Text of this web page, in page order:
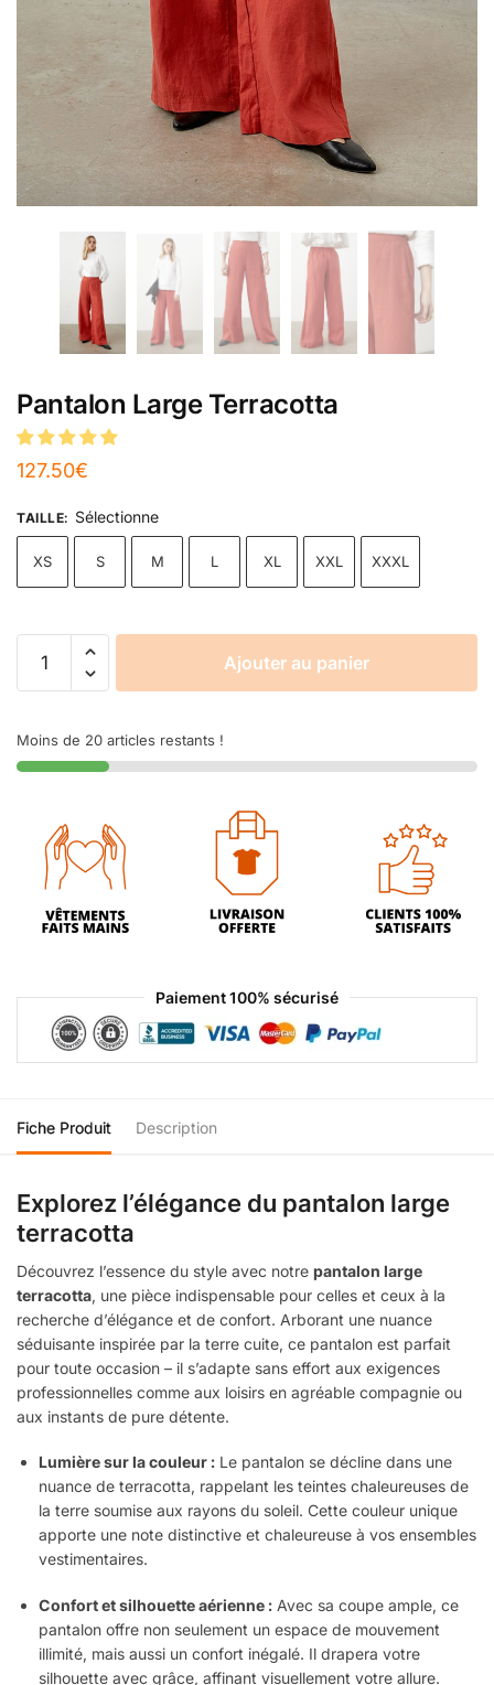
Pantalon Large Terracotta
127.50€
TAILLE: Sélectionne
XS S M L XL XXL XXXL
Ajouter au panier
Moins de 20 articles restants !
Paiement 100% sécurisé
Fiche Produit Description
Explorez l’élégance du pantalon large
terracotta
Découvrez l’essence du style avec notre pantalon large
terracotta, une pièce indispensable pour celles et ceux à la
recherche d’élégance et de confort. Arborant une nuance
séduisante inspirée par la terre cuite, ce pantalon est parfait
pour toute occasion – il s’adapte sans effort aux exigences
professionnelles comme aux loisirs en agréable compagnie ou
aux instants de pure détente.
Lumière sur la couleur : Le pantalon se décline dans une
nuance de terracotta, rappelant les teintes chaleureuses de
la terre soumise aux rayons du soleil. Cette couleur unique
apporte une note distinctive et chaleureuse à vos ensembles
vestimentaires.
Confort et silhouette aérienne : Avec sa coupe ample, ce
pantalon offre non seulement un espace de mouvement
illimité, mais aussi un confort inégalé. Il drapera votre
silhouette avec grâce, affinant visuellement votre allure.